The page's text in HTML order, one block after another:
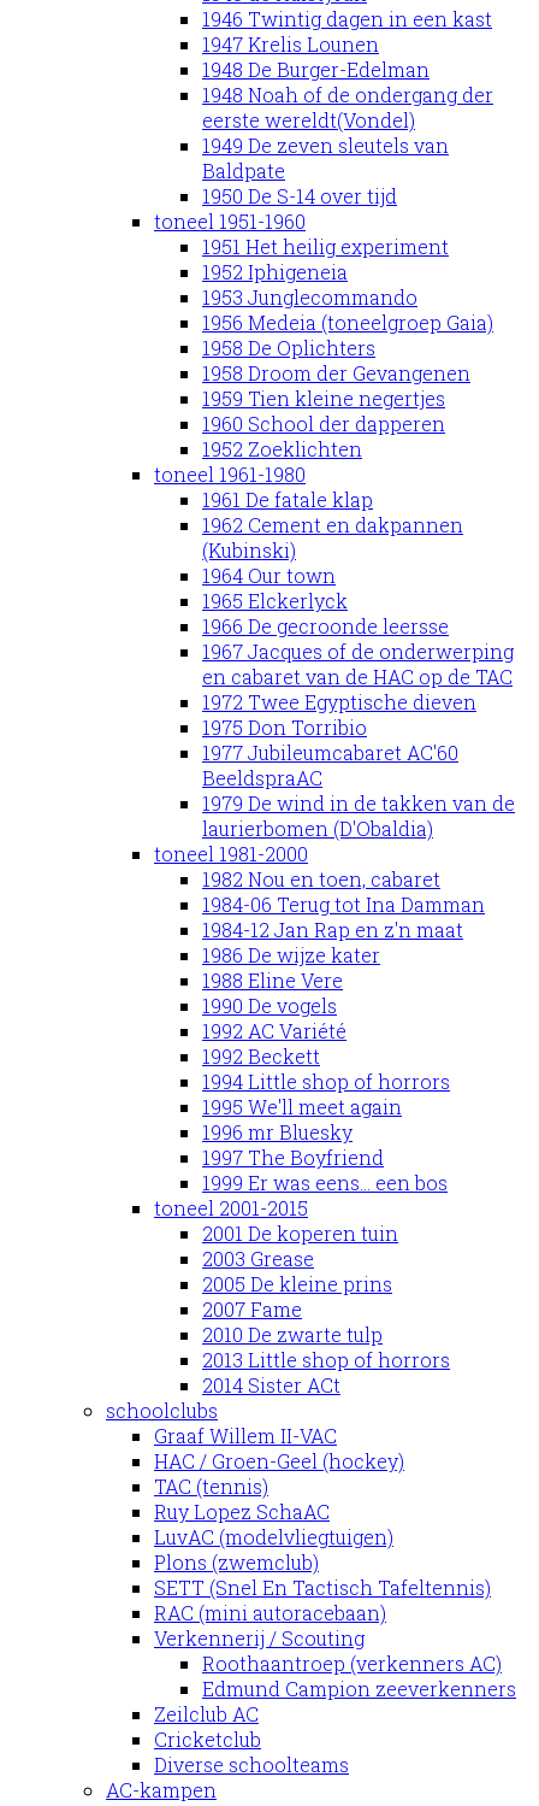
1946 Twintig dagen in een kast
1947 Krelis Lounen
1948 De Burger-Edelman
1948 Noah of de ondergang der
eerste wereldt(Vondel)
1949 De zeven sleutels van
Baldpate
1950 De S-14 over tijd
toneel 1951-1960
1951 Het heilig experiment
1952 Iphigeneia
1953 Junglecommando
1956 Medeia (toneelgroep Gaia)
1958 De Oplichters
1958 Droom der Gevangenen
1959 Tien kleine negertjes
1960 School der dapperen
1952 Zoeklichten
toneel 1961-1980
1961 De fatale klap
1962 Cement en dakpannen
(Kubinski)
1964 Our town
1965 Elckerlyck
1966 De gecroonde leersse
1967 Jacques of de onderwerping
en cabaret van de HAC op de TAC
1972 Twee Egyptische dieven
1975 Don Torribio
1977 Jubileumcabaret AC'60
BeeldspraAC
1979 De wind in de takken van de
laurierbomen (D'Obaldia)
toneel 1981-2000
1982 Nou en toen, cabaret
1984-06 Terug tot Ina Damman
1984-12 Jan Rap en z'n maat
1986 De wijze kater
1988 Eline Vere
1990 De vogels
1992 AC Variété
1992 Beckett
1994 Little shop of horrors
1995 We'll meet again
1996 mr Bluesky
1997 The Boyfriend
1999 Er was eens... een bos
toneel 2001-2015
2001 De koperen tuin
2003 Grease
2005 De kleine prins
2007 Fame
2010 De zwarte tulp
2013 Little shop of horrors
2014 Sister ACt
schoolclubs
Graaf Willem II-VAC
HAC / Groen-Geel (hockey)
TAC (tennis)
Ruy Lopez SchaAC
LuvAC (modelvliegtuigen)
Plons (zwemclub)
SETT (Snel En Tactisch Tafeltennis)
RAC (mini autoracebaan)
Verkennerij / Scouting
Roothaantroep (verkenners AC)
Edmund Campion zeeverkenners
Zeilclub AC
Cricketclub
Diverse schoolteams
AC-kampen